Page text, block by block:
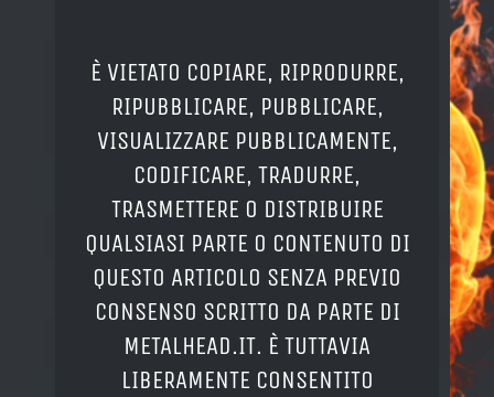
È VIETATO COPIARE, RIPRODURRE,
RIPUBBLICARE, PUBBLICARE,
VISUALIZZARE PUBBLICAMENTE,
CODIFICARE, TRADURRE,
TRASMETTERE O DISTRIBUIRE
QUALSIASI PARTE O CONTENUTO DI
QUESTO ARTICOLO SENZA PREVIO
CONSENSO SCRITTO DA PARTE DI
METALHEAD.IT. È TUTTAVIA
LIBERAMENTE CONSENTITO